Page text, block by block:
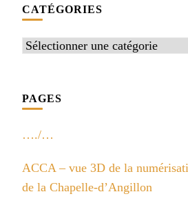
CATÉGORIES
Catégories
PAGES
…./…
ACCA – vue 3D de la
de la Chapelle-d’Angillon